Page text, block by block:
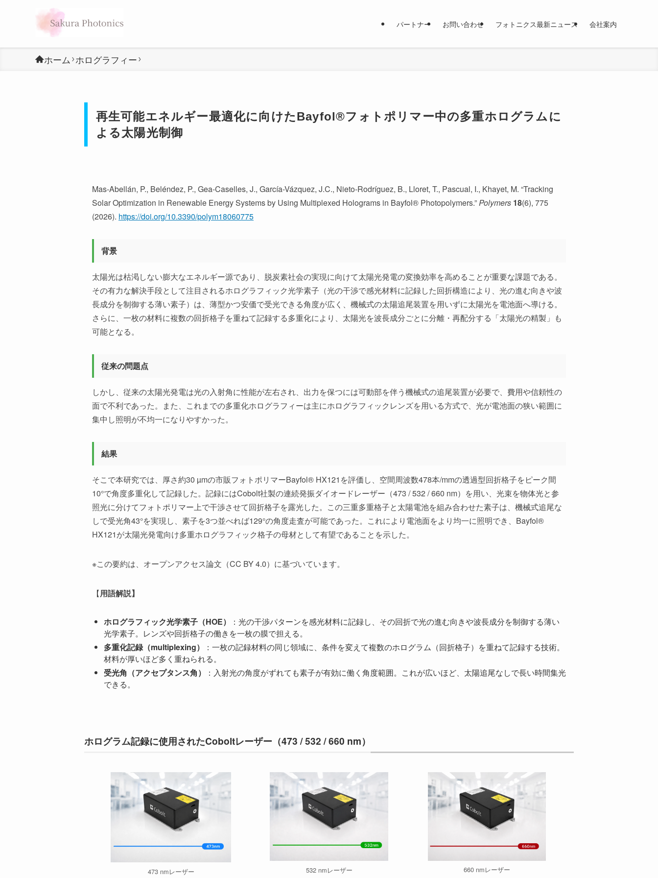
パートナー お問い合わせ フォトニクス最新ニュース 会社案内
ホーム ホログラフィー
再生可能エネルギー最適化に向けたBayfol®フォトポリマー中の多重ホログラムに
よる太陽光制御
Mas-Abellán, P., Beléndez, P., Gea-Caselles, J., García-Vázquez, J.C., Nieto-Rodríguez, B., Lloret, T., Pascual, I., Khayet, M. “Tracking
Solar Optimization in Renewable Energy Systems by Using Multiplexed Holograms in Bayfol® Photopolymers.”Polymers 18(6), 775
(2026). https://doi.org/10.3390/polym18060775
背景
太陽光は枯渇しない膨大なエネルギー源であり、脱炭素社会の実現に向けて太陽光発電の変換効率を高めることが重要な課題である。
その有力な解決手段として注目されるホログラフィック光学素子（光の干渉で感光材料に記録した回折構造により、光の進む向きや波
長成分を制御する薄い素子）は、薄型かつ安価で受光できる角度が広く、機械式の太陽追尾装置を用いずに太陽光を電池面へ導ける。
さらに、一枚の材料に複数の回折格子を重ねて記録する多重化により、太陽光を波長成分ごとに分離・再配分する「太陽光の精製」も
可能となる。
従来の問題点
しかし、従来の太陽光発電は光の入射角に性能が左右され、出力を保つには可動部を伴う機械式の追尾装置が必要で、費用や信頼性の
面で不利であった。また、これまでの多重化ホログラフィーは主にホログラフィックレンズを用いる方式で、光が電池面の狭い範囲に
集中し照明が不均一になりやすかった。
結果
そこで本研究では、厚さ約30 µmの市販フォトポリマーBayfol® HX121を評価し、空間周波数478本/mmの透過型回折格子をピーク間
10°で角度多重化して記録した。記録にはCobolt社製の連続発振ダイオードレーザー（473 / 532 / 660 nm）を用い、光束を物体光と参
照光に分けてフォトポリマー上で干渉させて回折格子を露光した。この三重多重格子と太陽電池を組み合わせた素子は、機械式追尾な
しで受光角43°を実現し、素子を3つ並べれば129°の角度走査が可能であった。これにより電池面をより均一に照明でき、Bayfol®
HX121が太陽光発電向け多重ホログラフィック格子の母材として有望であることを示した。
※この要約は、オープンアクセス論文（CC BY 4.0）に基づいています。
【用語解説】
ホログラフィック光学素子（HOE）
：光の干渉パターンを感光材料に記録し、その回折で光の進む向きや波長成分を制御する薄い
光学素子。レンズや回折格子の働きを一枚の膜で担える。
多重化記録（multiplexing）
：一枚の記録材料の同じ領域に、条件を変えて複数のホログラム（回折格子）を重ねて記録する技術。
材料が厚いほど多く重ねられる。
受光角（アクセプタンス角）
：入射光の角度がずれても素子が有効に働く角度範囲。これが広いほど、太陽追尾なしで長い時間集光
できる。
ホログラム記録に使用されたCoboltレーザー（473 / 532 / 660 nm）
473 nmレーザー 532 nmレーザー 660 nmレーザー